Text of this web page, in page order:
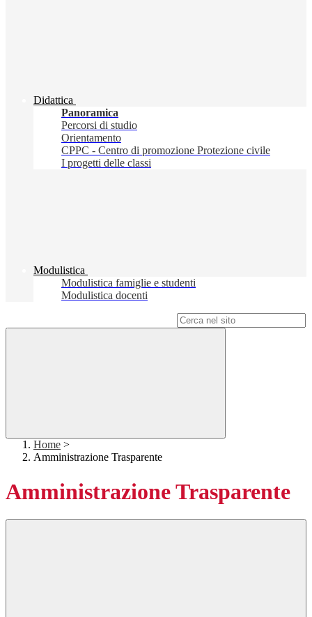
Didattica
Panoramica
Percorsi di studio
Orientamento
CPPC - Centro di promozione Protezione civile
I progetti delle classi
Modulistica
Modulistica famiglie e studenti
Modulistica docenti
Home >
Amministrazione Trasparente
Amministrazione Trasparente